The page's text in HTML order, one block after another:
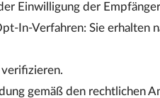
Einwilligung der
In-Verfahren: Sie erhalten
verifizieren.
gemäß den rechtlichen